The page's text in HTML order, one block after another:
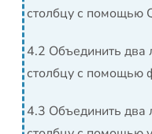
столбцу с помощью
4.2 Объединить два
столбцу с помощью
4.3 Объединить два